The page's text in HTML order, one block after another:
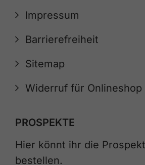
Impressum
Barrierefreiheit
Sitemap
Widerruf für Onlineshop
PROSPEKTE
Hier könnt ihr die
bestellen.